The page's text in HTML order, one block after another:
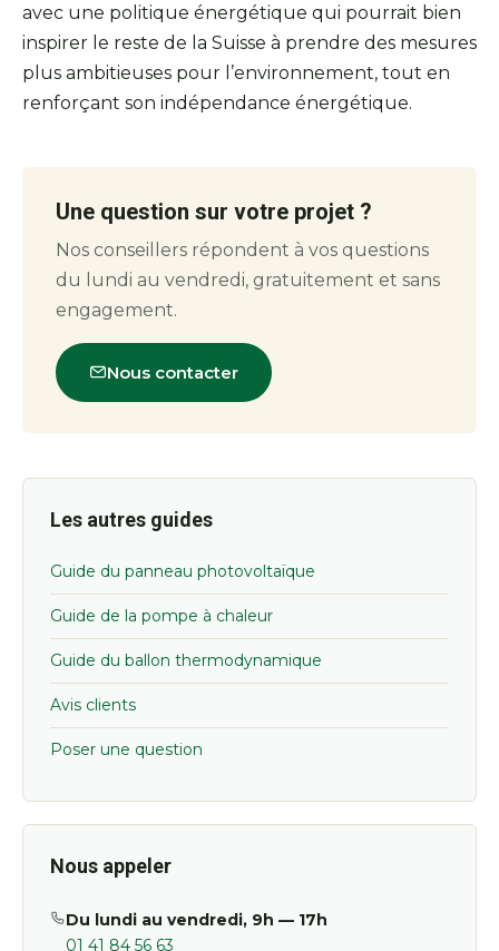
avec une politique énergétique qui pourrait bien
inspirer le reste de la Suisse à prendre des mesures
plus ambitieuses pour l’environnement, tout en
renforçant son indépendance énergétique.
Une question sur votre projet ?
Nos conseillers répondent à vos questions
du lundi au vendredi, gratuitement et sans
engagement.
Nous contacter
Les autres guides
Guide du panneau photovoltaïque
Guide de la pompe à chaleur
Guide du ballon thermodynamique
Avis clients
Poser une question
Nous appeler
Du lundi au vendredi, 9h — 17h
01 41 84 56 63